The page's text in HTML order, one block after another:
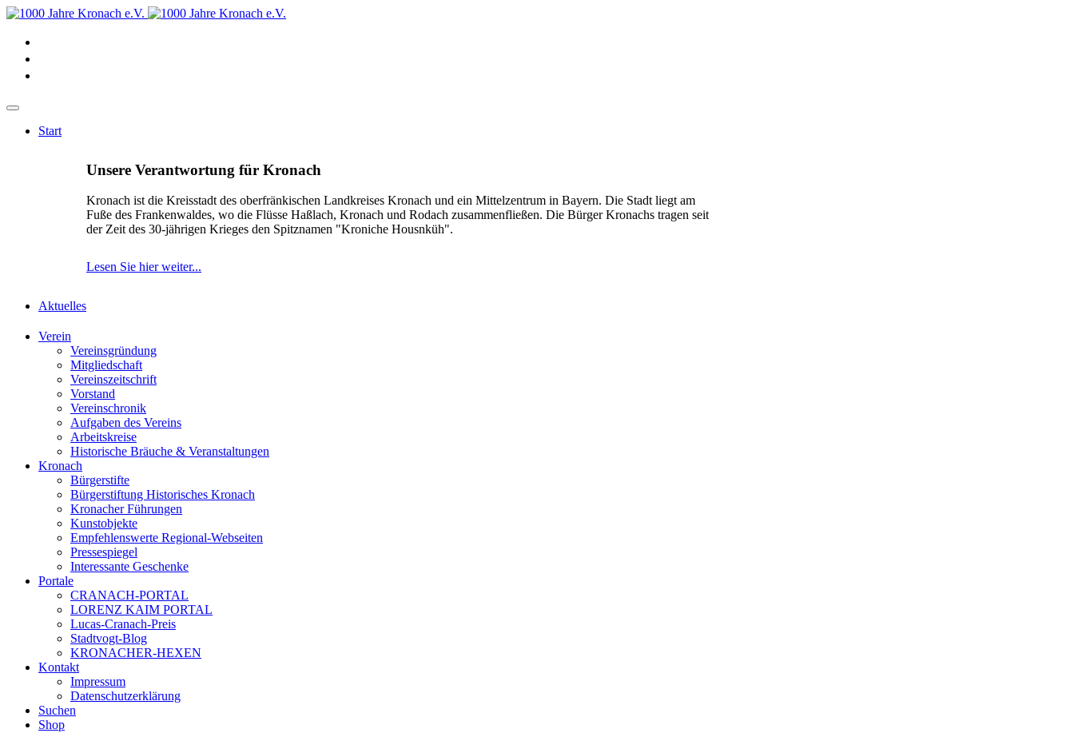
Start
Unsere Verantwortung für Kronach
Kronach ist die Kreisstadt des oberfränkischen Landkreises Kronach und ein Mittelzentrum in Bayern. Die Stadt liegt am
Fuße des Frankenwaldes, wo die Flüsse Haßlach, Kronach und Rodach zusammenfließen. Die Bürger Kronachs tragen seit
der Zeit des 30-jährigen Krieges den Spitznamen "Kroniche Housnküh".
Lesen Sie hier weiter...
Aktuelles
Verein
Vereinsgründung
Mitgliedschaft
Vereinszeitschrift
Vorstand
Vereinschronik
Aufgaben des Vereins
Arbeitskreise
Historische Bräuche & Veranstaltungen
Kronach
Bürgerstifte
Bürgerstiftung Historisches Kronach
Kronacher Führungen
Kunstobjekte
Empfehlenswerte Regional-Webseiten
Pressespiegel
Interessante Geschenke
Portale
CRANACH-PORTAL
LORENZ KAIM PORTAL
Lucas-Cranach-Preis
Stadtvogt-Blog
KRONACHER-HEXEN
Kontakt
Impressum
Datenschutzerklärung
Suchen
Shop